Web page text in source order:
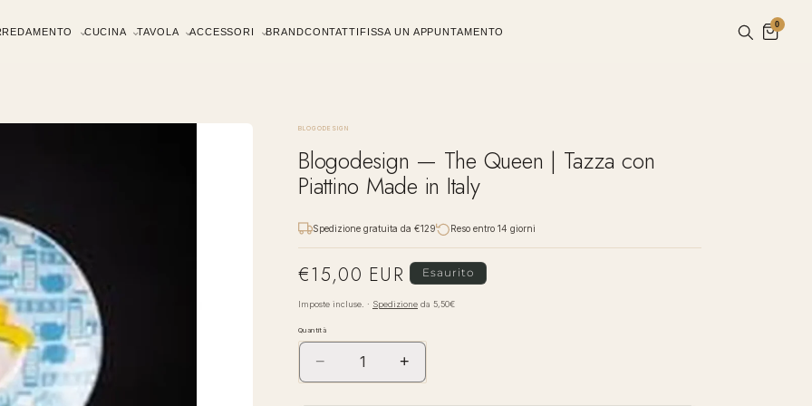
CUCINA TAVOLA ACCESSORI BRANDCONTATTI FISSA UN APPUNTAMENTO
0
BLOGODESIGN
Blogodesign — The Queen | Tazza con
Piattino Made in Italy
Spedizione gratuita da €129 Reso entro 14 giorni
Prezzo
di
listino
€15,00 EUR Esaurito
Imposte incluse. · Spedizione da 5,50€
Quantità
Diminuisci
quantità
−
Aumenta
quantità
+